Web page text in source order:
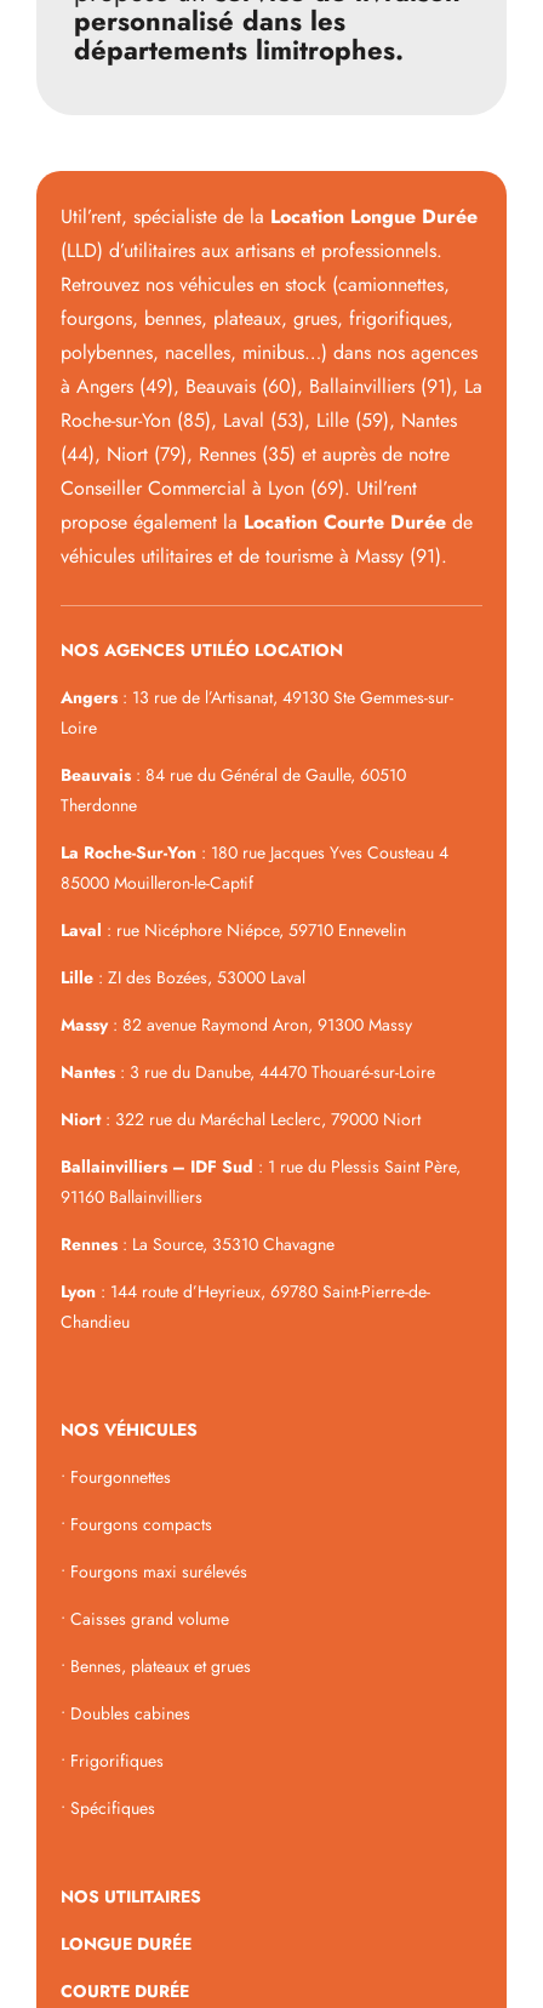
personnalisé dans les
départements limitrophes.
Util’rent, spécialiste de la Location Longue Durée
(LLD) d’utilitaires aux artisans et professionnels.
Retrouvez nos véhicules en stock (camionnettes,
fourgons, bennes, plateaux, grues, frigorifiques,
polybennes, nacelles, minibus…) dans nos agences
à Angers (49), Beauvais (60), Ballainvilliers (91), La
Roche-sur-Yon (85), Laval (53), Lille (59), Nantes
(44), Niort (79), Rennes (35) et auprès de notre
Conseiller Commercial à Lyon (69). Util’rent
propose également la Location Courte Duréede
véhicules utilitaires et de tourisme à Massy (91).
NOS AGENCES UTILÉO LOCATION
Angers: 13 rue de l’Artisanat, 49130 Ste Gemmes-sur-
Loire
Beauvais : 84 rue du Général de Gaulle, 60510
Therdonne
La Roche-Sur-Yon: 180 rue Jacques Yves Cousteau 4
85000 Mouilleron-le-Captif
Laval : rue Nicéphore Niépce, 59710 Ennevelin
Lille: ZI des Bozées, 53000 Laval
Massy : 82 avenue Raymond Aron, 91300 Massy
Nantes: 3 rue du Danube, 44470 Thouaré-sur-Loire
Niort: 322 rue du Maréchal Leclerc, 79000 Niort
Ballainvilliers – IDF Sud : 1 rue du Plessis Saint Père,
91160 Ballainvilliers
Rennes: La Source, 35310 Chavagne
Lyon : 144 route d’Heyrieux, 69780 Saint-Pierre-de-
Chandieu
NOS VÉHICULES
• Fourgonnettes
• Fourgons compacts
• Fourgons maxi surélevés
• Caisses grand volume
• Bennes, plateaux et grues
• Doubles cabines
• Frigorifiques
• Spécifiques
NOS UTILITAIRES
LONGUE DURÉE
COURTE DURÉE